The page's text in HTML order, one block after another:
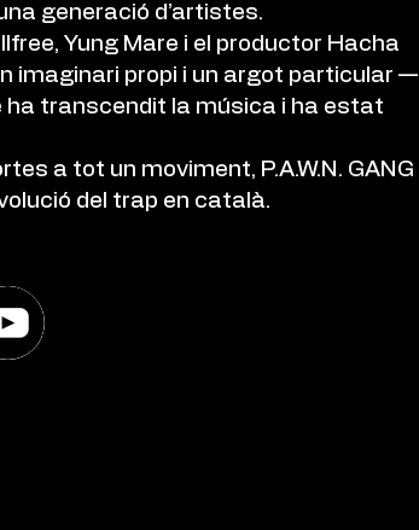
generació d’artistes.
Yung Mare i el productor Hacha
imaginari propi i un argot particular —
ha transcendit la música i ha estat
a tot un moviment, P.A.W.N. GANG
del trap en català.